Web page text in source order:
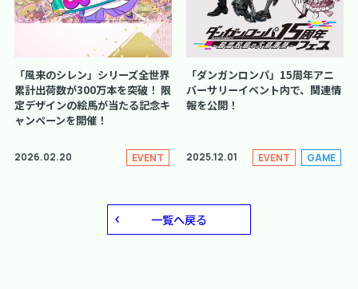
「風来のシレン」シリーズ全世界
累計出荷数が300万本を突破！ 限
定デザインの絵馬が当たる記念キ
ャンペーンを開催！
2026.02.20 EVENT
「ダンガンロンパ」15周年アニ
バーサリーイベント内で、関連情
報を公開！
2025.12.01 EVENT GAME
一覧へ戻る